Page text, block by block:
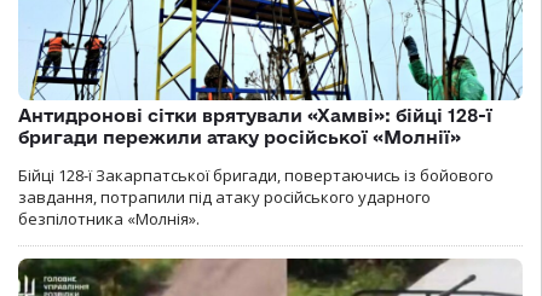
Антидронові сітки врятували «Хамві»: бійці 128-ї
бригади пережили атаку російської «Молнії»
Бійці 128-ї Закарпатської бригади, повертаючись із бойового
завдання, потрапили під атаку російського ударного
безпілотника «Молнія».